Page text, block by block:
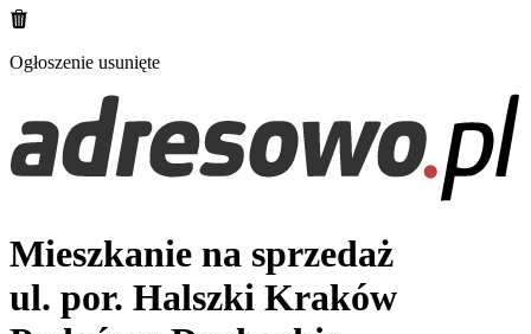
Ogłoszenie usunięte
Mieszkanie na sprzedaż
ul. por. Halszki Kraków